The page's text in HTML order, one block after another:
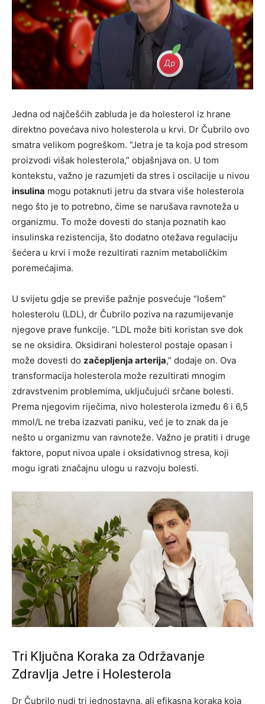
Jedna od najčešćih zabluda je da holesterol iz hrane
direktno povećava nivo holesterola u krvi. Dr Čubrilo ovo
smatra velikom pogreškom. “Jetra je ta koja pod stresom
proizvodi višak holesterola,” objašnjava on. U tom
kontekstu, važno je razumjeti da stres i oscilacije u nivou
insulina mogu potaknuti jetru da stvara više holesterola
nego što je to potrebno, čime se narušava ravnoteža u
organizmu. To može dovesti do stanja poznatih kao
insulinska rezistencija, što dodatno otežava regulaciju
šećera u krvi i može rezultirati raznim metaboličkim
poremećajima.
U svijetu gdje se previše pažnje posvećuje “lošem”
holesterolu (LDL), dr Čubrilo poziva na razumijevanje
njegove prave funkcije. “LDL može biti koristan sve dok
se ne oksidira. Oksidirani holesterol postaje opasan i
može dovesti do začepljenja arterija,” dodaje on. Ova
transformacija holesterola može rezultirati mnogim
zdravstvenim problemima, uključujući srčane bolesti.
Prema njegovim riječima, nivo holesterola između 6 i 6,5
mmol/L ne treba izazvati paniku, već je to znak da je
nešto u organizmu van ravnoteže. Važno je pratiti i druge
faktore, poput nivoa upale i oksidativnog stresa, koji
mogu igrati značajnu ulogu u razvoju bolesti.
Tri Ključna Koraka za Održavanje
Zdravlja Jetre i Holesterola
Dr Čubrilo nudi tri jednostavna, ali efikasna koraka koja